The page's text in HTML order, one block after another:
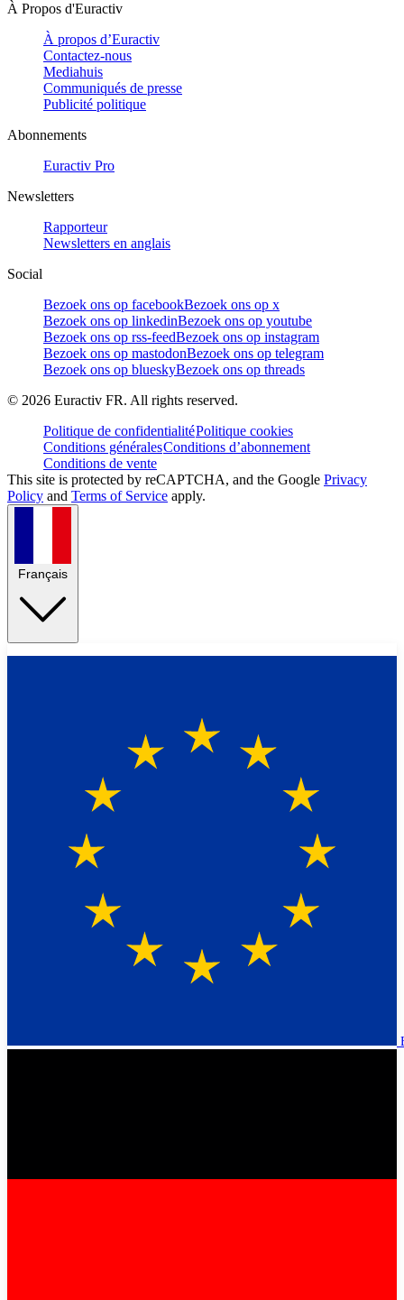
À Propos d'Euractiv
À propos d’Euractiv
Contactez-nous
Mediahuis
Communiqués de presse
Publicité politique
Abonnements
Euractiv Pro
Newsletters
Rapporteur
Newsletters en anglais
Social
Bezoek ons op facebookBezoek ons op x
Bezoek ons op linkedinBezoek ons op youtube
Bezoek ons op rss-feedBezoek ons op instagram
Bezoek ons op mastodonBezoek ons op telegram
Bezoek ons op blueskyBezoek ons op threads
© 2026 Euractiv FR. All rights reserved.
Politique de confidentialitéPolitique cookies
Conditions généralesConditions d’abonnement
Conditions de vente
This site is protected by reCAPTCHA, and the Google Privacy
Policy and Terms of Service apply.
Français